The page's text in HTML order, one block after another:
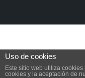
Uso de cookies
Este sitio web utiliza
cookies y la aceptación de